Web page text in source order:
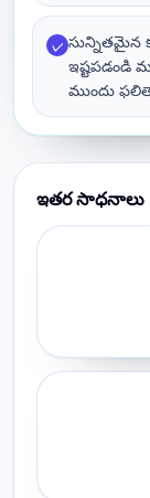
✓ సున్నితమైన
ముందు
ఇతర సాధనాలు